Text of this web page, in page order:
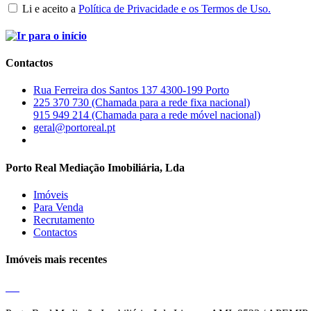
Li e aceito a Política de Privacidade e os Termos de Uso.
Contactos
Rua Ferreira dos Santos 137 4300-199 Porto
225 370 730 (Chamada para a rede fixa nacional)
915 949 214 (Chamada para a rede móvel nacional)
geral@portoreal.pt
Porto Real Mediação Imobiliária, Lda
Imóveis
Para Venda
Recrutamento
Contactos
Imóveis mais recentes